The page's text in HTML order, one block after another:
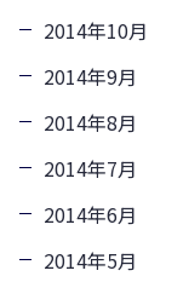
2014年10月
2014年9月
2014年8月
2014年7月
2014年6月
2014年5月